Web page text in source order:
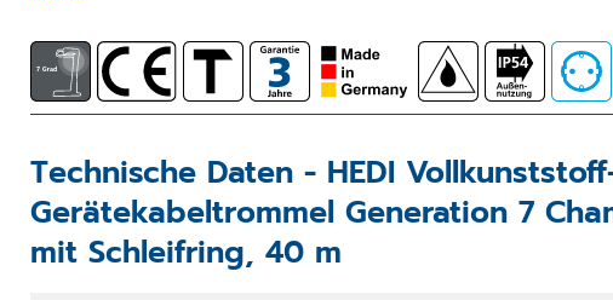
Technische Daten - HEDI
Gerätekabeltrommel Generation 7
mit Schleifring, 40 m